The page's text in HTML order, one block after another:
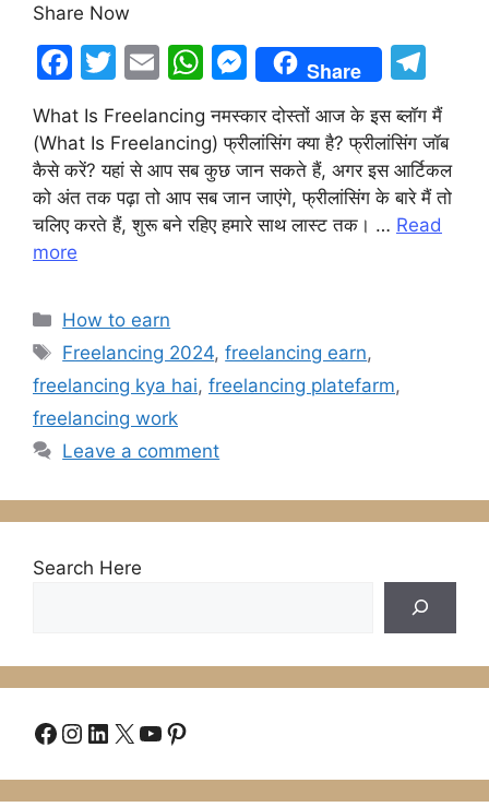
Share Now
F
a
c
e
b
o
o
k
T
itt
er
E
m
ai
l
W
at
s
A
p
M
e
s
s
e
n
Share
el
e
gr
a
m
What Is Freelancing नमस्कार दोस्तों आज के इस ब्लॉग मैं
(What Is Freelancing) फ्रीलांसिंग क्या है? फ्रीलांसिंग जॉब
कैसे करें? यहां से आप सब कुछ जान सकते हैं, अगर इस आर्टिकल
को अंत तक पढ़ा तो आप सब जान जाएंगे, फ्रीलांसिंग के बारे मैं तो
चलिए करते हैं, शुरू बने रहिए हमारे साथ लास्ट तक। … Read
more
Categories
How to earn
Tags
Freelancing 2024,freelancing earn,
freelancing kya hai, freelancing platefarm,
freelancing work
Leave a comment
Search Here
Facebook
Instagram
LinkedIn
X YouTube
Pinterest